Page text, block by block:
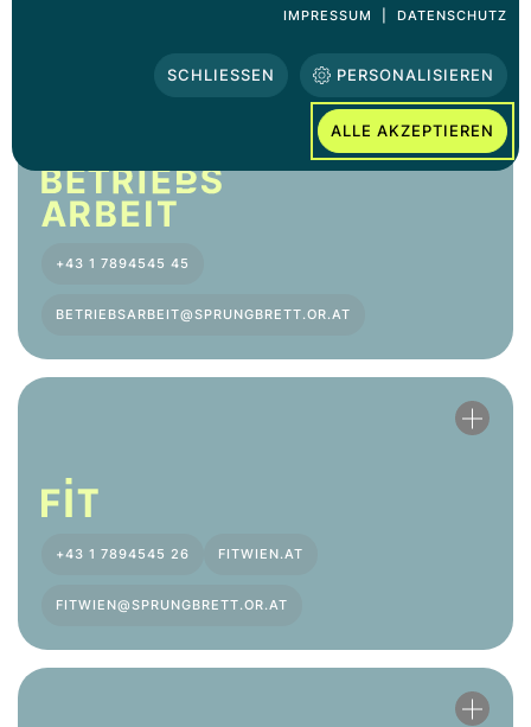
+43 1 7894545 45
BETRIEBSARBEIT@SPRUNGBRETT.OR.AT
+43 1 7894545 26 FITWIEN.AT
FITWIEN@SPRUNGBRETT.OR.AT
IMPRESSUM DATENSCHUTZ
SCHLIESSEN PERSONALISIEREN
ALLE AKZEPTIEREN